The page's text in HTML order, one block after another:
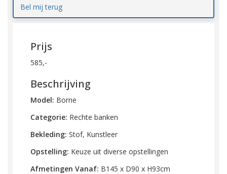
Bel mij terug
Prijs
585,-
Beschrijving
Model: Borne
Categorie: Rechte banken
Bekleding: Stof, Kunstleer
Opstelling: Keuze uit diverse opstellingen
Afmetingen Vanaf: B145 x D90 x H93cm